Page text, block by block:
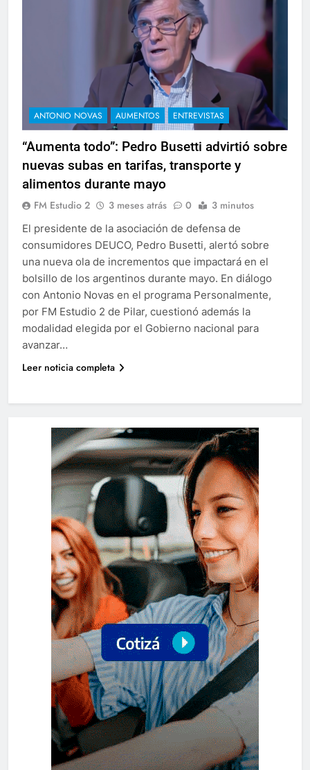
ANTONIO NOVAS AUMENTOS ENTREVISTAS
“Aumenta todo”: Pedro Busetti advirtió sobre
nuevas subas en tarifas, transporte y
alimentos durante mayo
FM Estudio 2 3 meses atrás 0 3 minutos
El presidente de la asociación de defensa de
consumidores DEUCO, Pedro Busetti, alertó sobre
una nueva ola de incrementos que impactará en el
bolsillo de los argentinos durante mayo. En diálogo
con Antonio Novas en el programa Personalmente,
por FM Estudio 2 de Pilar, cuestionó además la
modalidad elegida por el Gobierno nacional para
avanzar…
Leer noticia completa